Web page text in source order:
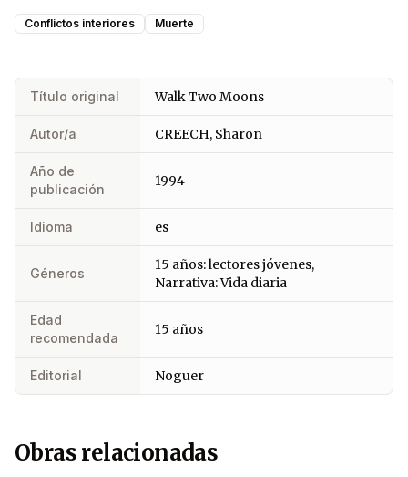
Conflictos interiores Muerte
Título original Walk Two Moons
Autor/a CREECH, Sharon
Año de
publicación
1994
Idioma es
Géneros
15 años: lectores jóvenes,
Narrativa: Vida diaria
Edad
recomendada
15 años
Editorial Noguer
Obras relacionadas